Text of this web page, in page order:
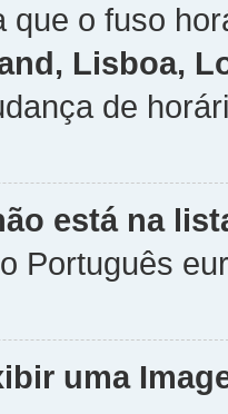
que o fuso
Lisboa,
de
está na
Português
uma